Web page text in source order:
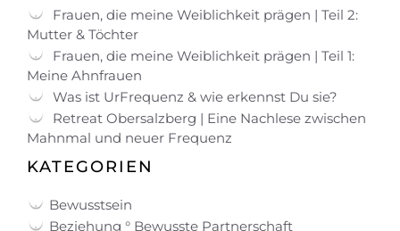
Frauen, die meine Weiblichkeit prägen | Teil 2:
Mutter & Töchter
Frauen, die meine Weiblichkeit prägen | Teil 1:
Meine Ahnfrauen
Was ist UrFrequenz & wie erkennst Du sie?
Retreat Obersalzberg | Eine Nachlese zwischen
Mahnmal und neuer Frequenz
KATEGORIEN
Bewusstsein
Beziehung ° Bewusste Partnerschaft